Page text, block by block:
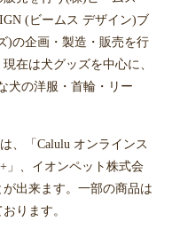
(ビームス デザイン)ブ
)の企画・製造・販売を行
在は犬グッズを中心に、
犬の洋服・首輪・リー
、「Calulu オンラインス
」、イオンペット株式会
出来ます。一部の商品は
ります。